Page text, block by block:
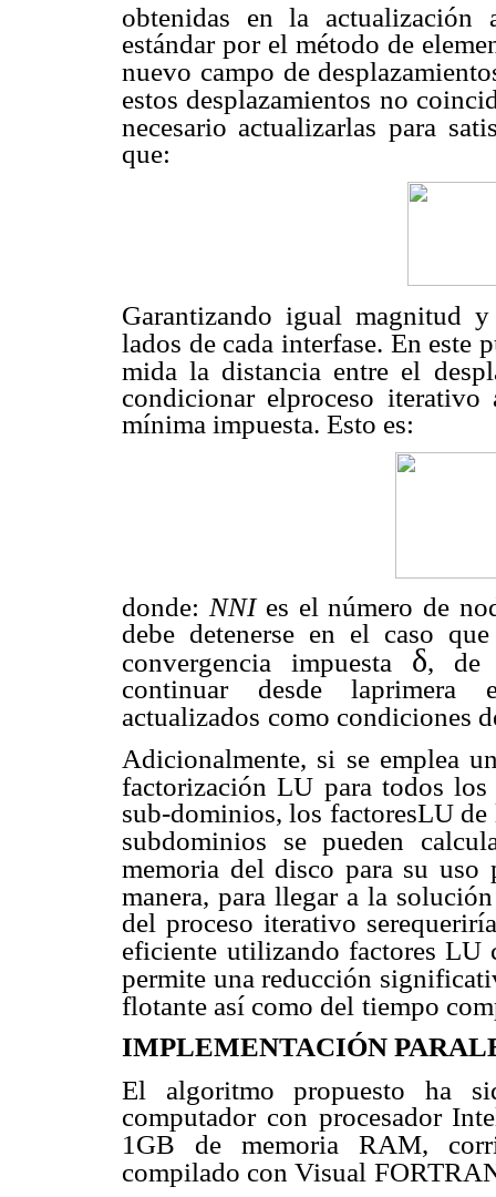
obtenidas en la actualización
estándar por el método de
nuevo campo de
estos desplazamientos no
necesario actualizarlas para
que:
Garantizando igual magnitud
lados de cada interfase. En este
mida la distancia entre el
condicionar elproceso iterativo
mínima impuesta. Esto es:
donde: NNI es el número de
debe detenerse en el caso
convergencia impuesta δ, de
continuar desde laprimera
actualizados como condiciones
Adicionalmente, si se emplea
factorización LU para todos los
sub-dominios, los factoresLU
subdominios
se pueden
memoria del disco para su uso
manera, para llegar a la
del proceso iterativo
eficiente utilizando factores LU
permite una reducción
flotante así como del tiempo
IMPLEMENTACIÓN
El algoritmo propuesto ha
computador con procesador
1GB de memoria RAM,
compilado con Visual